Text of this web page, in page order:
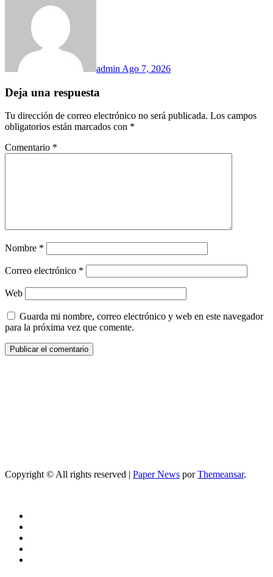
admin Ago 7, 2026
Deja una respuesta
Tu dirección de correo electrónico no será publicada. Los campos
obligatorios están marcados con *
Comentario *
Nombre *
Correo electrónico *
Web
Guarda mi nombre, correo electrónico y web en este navegador
para la próxima vez que comente.
Copyright © All rights reserved | Paper News porThemeansar.